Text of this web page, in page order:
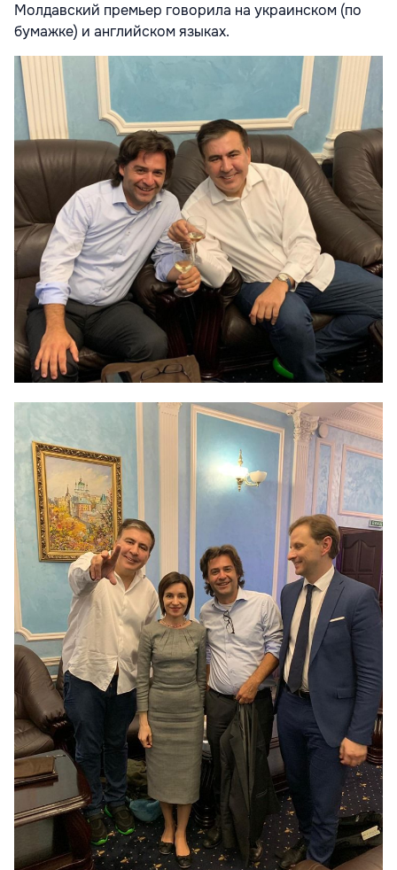
Молдавский премьер говорила на украинском (по
бумажке) и английском языках.